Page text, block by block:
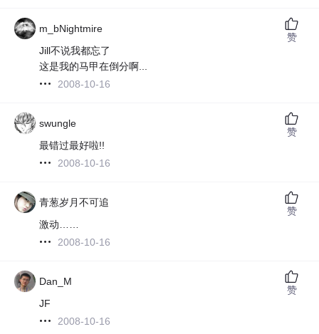
m_bNightmire
Jill不说我都忘了
这是我的马甲在倒分啊...
2008-10-16
赞
swungle
最错过最好啦!!
2008-10-16
赞
青葱岁月不可追
激动……
2008-10-16
赞
Dan_M
JF
2008-10-16
赞